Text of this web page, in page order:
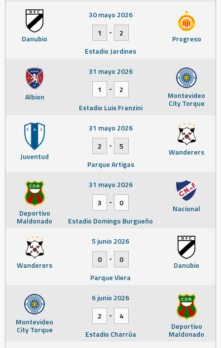
Danubio Progreso
30 mayo 2026
1
-
2
Estadio Jardines
Albion Montevideo
City Torque
31 mayo 2026
1
-
2
Estadio Luis Franzini
Juventud Wanderers
31 mayo 2026
2
-
5
Parque Artigas
Deportivo
Maldonado
Nacional
31 mayo 2026
3
-
0
Estadio Domingo Burgueño
Wanderers Danubio
5 junio 2026
0
-
0
Parque Viera
Montevideo
City Torque Deportivo
Maldonado
6 junio 2026
2
-
4
Estadio Charrúa